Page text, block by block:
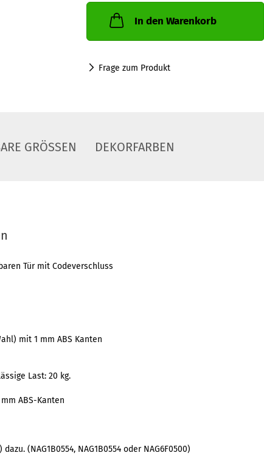
In den Warenkorb
Frage zum Produkt
GRÖSSEN DEKORFARBEN
Tür mit Codeverschluss
mit 1 mm ABS Kanten
Last: 20 kg.
ABS-Kanten
(NAG1B0554, NAG1B0554 oder NAG6F0500)